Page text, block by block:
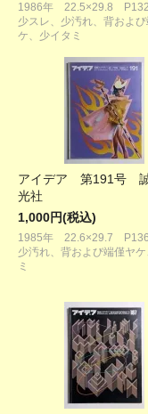
1986年 22.5×29.8
少スレ、少汚れ、背およ
ケ、少イタミ
アイデア 第191号
光社
1,000円(税込)
1985年 22.6×29.7
少汚れ、背および端僅ヤケ
ミ